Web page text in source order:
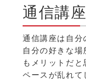
通信講
通信講座は自
自分の好きな
もメリットだ
ペースが乱れ